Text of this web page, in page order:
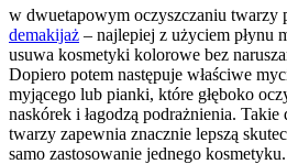
w dwuetapowym oczyszczaniu twarzy
demakijaż – najlepiej z użyciem płynu
usuwa kosmetyki kolorowe bez
Dopiero potem następuje właściwe
myjącego lub pianki, które głęboko
naskórek i łagodzą podrażnienia.
twarzy zapewnia znacznie lepszą
samo zastosowanie jednego kosmetyku.